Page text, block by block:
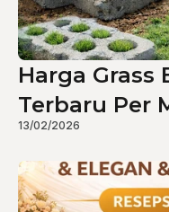
Harga Grass
Terbaru Per
13/02/2026